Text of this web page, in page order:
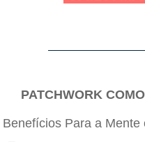
PATCHWORK
Benefícios Para a Mente